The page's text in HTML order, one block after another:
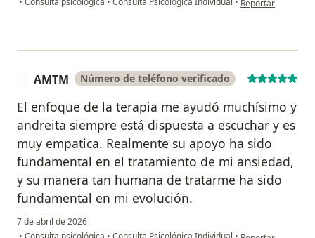
Reportar
AMTM Número de teléfono verificado
El enfoque de la terapia me ayudó muchísimo y
andreita siempre está dispuesta a escuchar y es
muy empatica. Realmente su apoyo ha sido
fundamental en el tratamiento de mi ansiedad,
y su manera tan humana de tratarme ha sido
fundamental en mi evolución.
7 de abril de 2026
en opinión del